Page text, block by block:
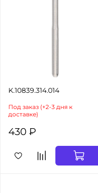
K.10839.314.014
Под заказ (+2-3 дня к
доставке)
430 ₽